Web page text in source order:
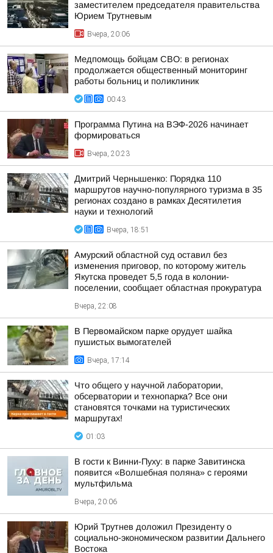
заместителем председателя правительства
Юрием Трутневым
Вчера, 20:06
Медпомощь бойцам СВО: в регионах
продолжается общественный мониторинг
работы больниц и поликлиник
00:43
Программа Путина на ВЭФ-2026 начинает
формироваться
Вчера, 20:23
Дмитрий Чернышенко: Порядка 110
маршрутов научно-популярного туризма в 35
регионах создано в рамках Десятилетия
науки и технологий
Вчера, 18:51
Амурский областной суд оставил без
изменения приговор, по которому житель
Якутска проведет 5,5 года в колонии-
поселении, сообщает областная прокуратура
Вчера, 22:08
В Первомайском парке орудует шайка
пушистых вымогателей
Вчера, 17:14
Что общего у научной лаборатории,
обсерватории и технопарка? Все они
становятся точками на туристических
маршрутах!
01:03
В гости к Винни-Пуху: в парке Завитинска
появится «Волшебная поляна» с героями
мультфильма
Вчера, 20:06
Юрий Трутнев доложил Президенту о
социально-экономическом развитии Дальнего
Востока